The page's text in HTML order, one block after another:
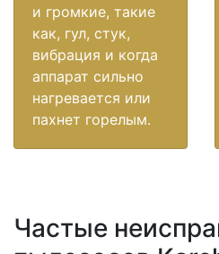
и громкие, такие
как, гул, стук,
вибрация и когда
аппарат сильно
нагревается или
пахнет горелым.
Частые